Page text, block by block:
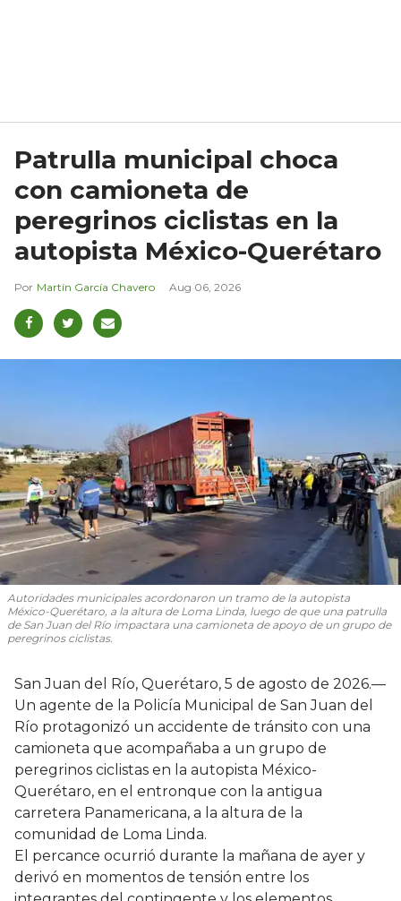
Patrulla municipal choca
con camioneta de
peregrinos ciclistas en la
autopista México-Querétaro
Martín García Chavero Aug 06, 2026
Autoridades municipales acordonaron un tramo de la autopista
México-Querétaro, a la altura de Loma Linda, luego de que una patrulla
de San Juan del Río impactara una camioneta de apoyo de un grupo de
peregrinos ciclistas.
San Juan del Río, Querétaro, 5 de agosto de 2026.—
Un agente de la Policía Municipal de San Juan del
Río protagonizó un accidente de tránsito con una
camioneta que acompañaba a un grupo de
peregrinos ciclistas en la autopista México-
Querétaro, en el entronque con la antigua
carretera Panamericana, a la altura de la
comunidad de Loma Linda.
El percance ocurrió durante la mañana de ayer y
derivó en momentos de tensión entre los